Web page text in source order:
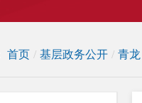
首页 / 基层政务公开 / 青龙